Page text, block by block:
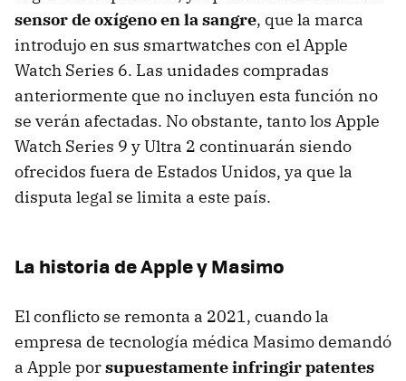
sensor de oxígeno en la sangre, que la marca
introdujo en sus smartwatches con el Apple
Watch Series 6. Las unidades compradas
anteriormente que no incluyen esta función no
se verán afectadas. No obstante, tanto los Apple
Watch Series 9 y Ultra 2 continuarán siendo
ofrecidos fuera de Estados Unidos, ya que la
disputa legal se limita a este país.
La historia de Apple y Masimo
El conflicto se remonta a 2021, cuando la
empresa de tecnología médica Masimo demandó
a Apple porsupuestamente infringir patentes